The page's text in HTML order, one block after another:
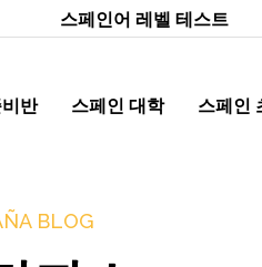
스페인어 레벨 테스트
반 스페인 대학 스페인
BLOG